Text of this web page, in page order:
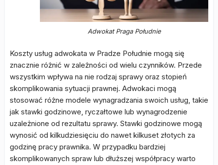
Adwokat Praga Południe
Koszty usług adwokata w Pradze Południe mogą się
znacznie różnić w zależności od wielu czynników. Przede
wszystkim wpływa na nie rodzaj sprawy oraz stopień
skomplikowania sytuacji prawnej. Adwokaci mogą
stosować różne modele wynagradzania swoich usług, takie
jak stawki godzinowe, ryczałtowe lub wynagrodzenie
uzależnione od rezultatu sprawy. Stawki godzinowe mogą
wynosić od kilkudziesięciu do nawet kilkuset złotych za
godzinę pracy prawnika. W przypadku bardziej
skomplikowanych spraw lub dłuższej współpracy warto